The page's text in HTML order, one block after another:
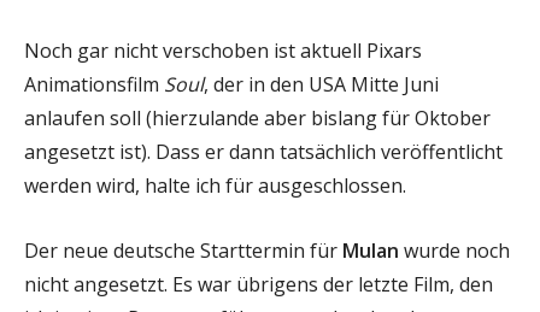
Noch gar nicht verschoben ist aktuell Pixars
Animationsfilm Soul, der in den USA Mitte Juni
anlaufen soll (hierzulande aber bislang für Oktober
angesetzt ist). Dass er dann tatsächlich veröffentlicht
werden wird, halte ich für ausgeschlossen.
Der neue deutsche Starttermin für Mulan wurde noch
nicht angesetzt. Es war übrigens der letzte Film, den